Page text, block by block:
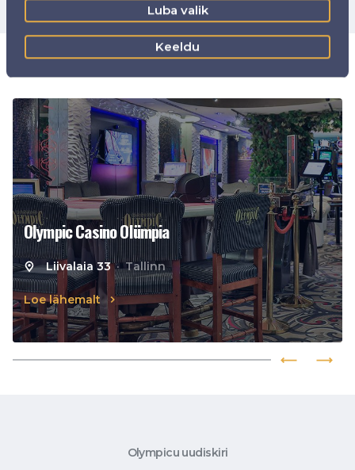
Luba valik
Keeldu
Kasiinod
Olympic Casino Olümpia
Liivalaia 33 Tallinn
Loe lähemalt
Olympicu uudiskiri